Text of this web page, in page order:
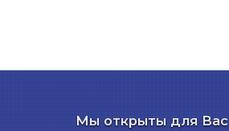
Мы открыты для Вас